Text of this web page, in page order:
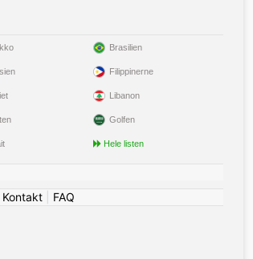
Brasilien
Filippinerne
Libanon
Golfen
Hele listen
Kontakt FAQ